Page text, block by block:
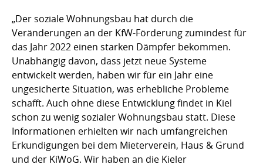
„Der soziale Wohnungsbau hat durch die
Veränderungen an der KfW-Förderung zumindest für
das Jahr 2022 einen starken Dämpfer bekommen.
Unabhängig davon, dass jetzt neue Systeme
entwickelt werden, haben wir für ein Jahr eine
ungesicherte Situation, was erhebliche Probleme
schafft. Auch ohne diese Entwicklung findet in Kiel
schon zu wenig sozialer Wohnungsbau statt. Diese
Informationen erhielten wir nach umfangreichen
Erkundigungen bei dem Mieterverein, Haus & Grund
und der KiWoG. Wir haben an die Kieler